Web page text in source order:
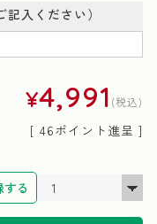
入ください）
¥4,991 税込
[ 46ポイント進呈 ]
る